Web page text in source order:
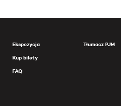
Ekspozycja
Kup bilety
FAQ
Tłumacz PJM